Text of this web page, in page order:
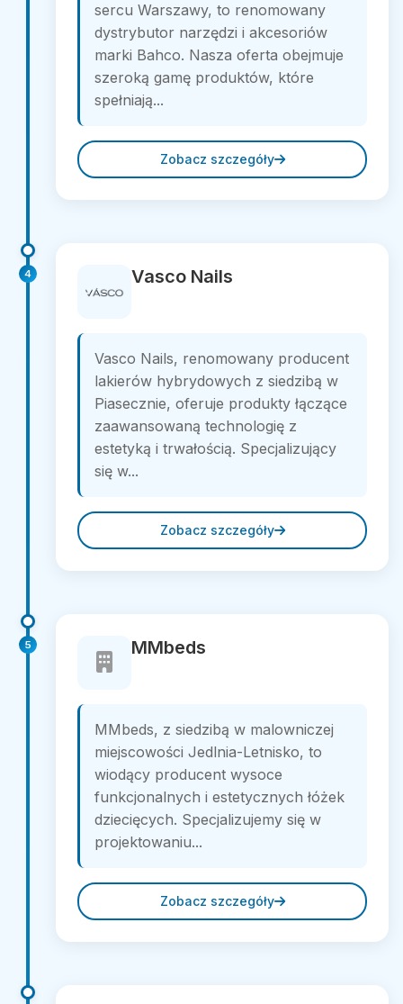
sercu Warszawy, to renomowany
dystrybutor narzędzi i akcesoriów
marki Bahco. Nasza oferta obejmuje
szeroką gamę produktów, które
spełniają...
Zobacz szczegóły
4 Vasco Nails
Vasco Nails, renomowany producent
lakierów hybrydowych z siedzibą w
Piasecznie, oferuje produkty łączące
zaawansowaną technologię z
estetyką i trwałością. Specjalizujący
się w...
Zobacz szczegóły
5 MMbeds
MMbeds, z siedzibą w malowniczej
miejscowości Jedlnia-Letnisko, to
wiodący producent wysoce
funkcjonalnych i estetycznych łóżek
dziecięcych. Specjalizujemy się w
projektowaniu...
Zobacz szczegóły